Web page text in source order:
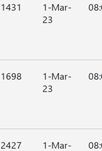
1431
1-Mar-
23
1698
1-Mar-
23
2427
1-Mar-